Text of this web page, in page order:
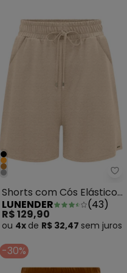
- Shorts Clochard de
Shorts com Cós Elástico
e Bolsos em Malha
Mescla
LUNENDER (43)
R$ 129,90
ou 4x de R$ 32,47 sem juros
-30%